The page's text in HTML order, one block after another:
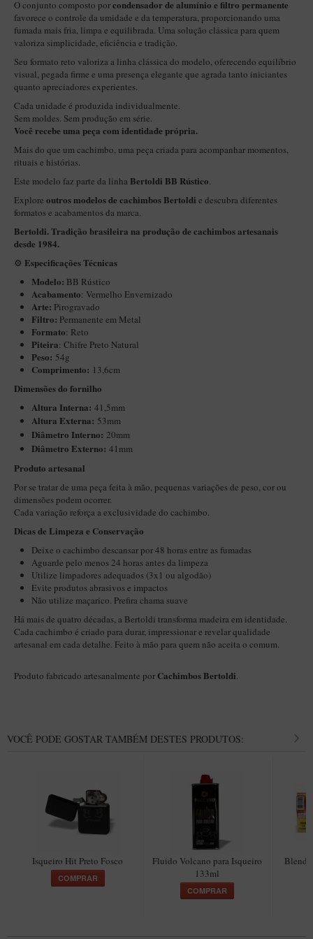
New Rose Polido
Petrus
Piccolo
Premium
Sextavado
Zuccardi
Encerado
Hobby
Speciale
BB Liso e Rústico
Elite Longo
Barolo
CACHIMBOS ARTESANAIS DE BRIAR ITALIANO
Maestro – Briar Italiano
Churchwarden – Briar Italiano
Jateado
Maestro Compacto – Briar Italiano
MONTE SEU KIT/INICIANTES
Blends Para Cachimbo
Limpadores para Cachimbo
Suportes
Filtros
Isqueiros
O conjunto composto porcondensador de alumínio e filtro permanente
favorece o controle da umidade e da temperatura, proporcionando uma
fumada mais fria, limpa e equilibrada. Uma solução clássica para quem
valoriza simplicidade, eficiência e tradição.
Seu formato reto valoriza a linha clássica do modelo, oferecendo equilíbrio
visual, pegada firme e uma presença elegante que agrada tanto iniciantes
quanto apreciadores experientes.
Cada unidade é produzida individualmente.
Sem moldes. Sem produção em série.
Você recebe uma peça com identidade própria.
Mais do que um cachimbo, uma peça criada para acompanhar momentos,
rituais e histórias.
Este modelo faz parte da linha Bertoldi BB Rústico.
Explore outros modelos de cachimbos Bertoldi e descubra diferentes
formatos e acabamentos da marca.
Bertoldi. Tradição brasileira na produção de cachimbos artesanais
desde 1984.
⚙️ Especificações Técnicas
Modelo: BB Rústico
Acabamento: Vermelho Envernizado
Arte: Pirogravado
Filtro: Permanente em Metal
Formato: Reto
Piteira: Chifre Preto Natural
Peso: 54g
Comprimento: 13,6cm
Dimensões do fornilho
Altura Interna: 41,5mm
Altura Externa: 53mm
Diâmetro Interno: 20mm
Diâmetro Externo: 41mm
Produto artesanal
Por se tratar de uma peça feita à mão, pequenas variações de peso, cor ou
dimensões podem ocorrer.
Cada variação reforça a exclusividade do cachimbo.
Dicas de Limpeza e Conservação
Deixe o cachimbo descansar por 48 horas entre as fumadas
Aguarde pelo menos 24 horas antes da limpeza
Utilize limpadores adequados (3x1 ou algodão)
Evite produtos abrasivos e impactos
Não utilize maçarico. Prefira chama suave
Há mais de quatro décadas, a Bertoldi transforma madeira em identidade.
Cada cachimbo é criado para durar, impressionar e revelar qualidade
artesanal em cada detalhe. Feito à mão para quem não aceita o comum.
Produto fabricado artesanalmente por Cachimbos Bertoldi.
VOCÊ PODE GOSTAR TAMBÉM DESTES PRODUTOS:
Isqueiro Hit Preto Fosco
COMPRAR
Fluido Volcano para Isqueiro
133ml
COMPRAR
Blend